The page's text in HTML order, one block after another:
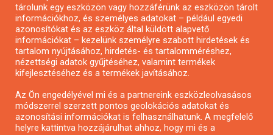
Pályázatírás önkormányzatoknak
Pályázatfigyelés
Specifikus pályázatfigyelés vagy hírlevél
Pályázatok magánszemélyeknek
tárolunk egy eszközön vagy hozzáférünk az eszközön tárolt
információkhoz, és személyes adatokat – például egyedi
azonosítókat és az eszköz által küldött alapvető
információkat – kezelünk személyre szabott hirdetések és
tartalom nyújtásához, hirdetés- és tartalomméréshez,
nézettségi adatok gyűjtéséhez, valamint termékek
kifejlesztéséhez és a termékek javításához.
Az Ön engedélyével mi és a partnereink eszközleolvasásos
módszerrel szerzett pontos geolokációs adatokat és
azonosítási információkat is felhasználhatunk. A megfelelő
helyre kattintva hozzájárulhat ahhoz, hogy mi és a